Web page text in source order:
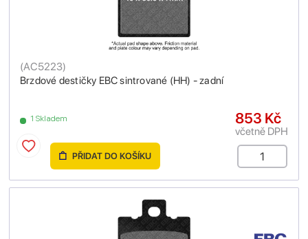
Brzdové destičky EBC sintrované (HH) - zadní
(AC5223)
1 Skladem 853 Kč
včetně DPH
PŘIDAT DO KOŠÍKU